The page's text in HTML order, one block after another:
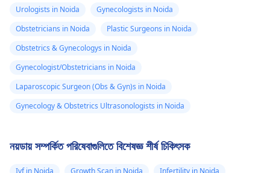
Urologists in Noida
Gynecologists in Noida
Obstetricians in Noida
Plastic Surgeons in Noida
Obstetrics & Gynecologys in Noida
Gynecologist/Obstetricians in Noida
Laparoscopic Surgeon (Obs & Gyn)s in Noida
Gynecology & Obstetrics Ultrasonologists in Noida
নয়ডায় সম্পর্কিত পরিষেবাগুলিতে বিশেষজ্ঞ শীর্ষ চিকিৎসক
Ivf in Noida Growth Scan in Noida
Infertility in Noida